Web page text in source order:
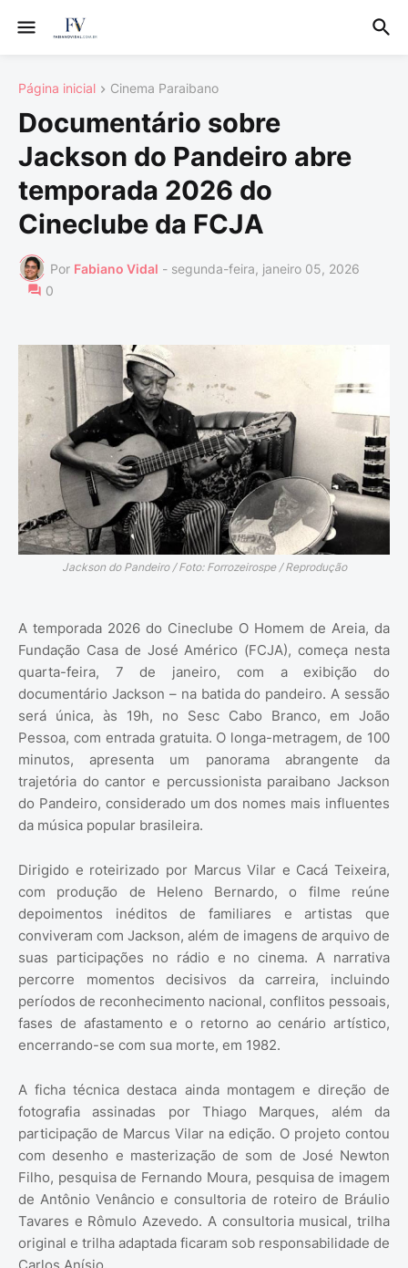
Página inicial Cinema Paraibano
Documentário sobre
Jackson do Pandeiro abre
temporada 2026 do
Cineclube da FCJA
Por Fabiano Vidal - segunda-feira, janeiro 05, 2026
0
Jackson do Pandeiro / Foto: Forrozeirospe / Reprodução
A temporada 2026 do Cineclube O Homem de Areia, da
Fundação Casa de José Américo (FCJA), começa nesta
quarta-feira, 7 de janeiro, com a exibição do
documentário Jackson – na batida do pandeiro. A sessão
será única, às 19h, no Sesc Cabo Branco, em João
Pessoa, com entrada gratuita. O longa-metragem, de 100
minutos, apresenta um panorama abrangente da
trajetória do cantor e percussionista paraibano Jackson
do Pandeiro, considerado um dos nomes mais influentes
da música popular brasileira.
Dirigido e roteirizado por Marcus Vilar e Cacá Teixeira,
com produção de Heleno Bernardo, o filme reúne
depoimentos inéditos de familiares e artistas que
conviveram com Jackson, além de imagens de arquivo de
suas participações no rádio e no cinema. A narrativa
percorre momentos decisivos da carreira, incluindo
períodos de reconhecimento nacional, conflitos pessoais,
fases de afastamento e o retorno ao cenário artístico,
encerrando-se com sua morte, em 1982.
A ficha técnica destaca ainda montagem e direção de
fotografia assinadas por Thiago Marques, além da
participação de Marcus Vilar na edição. O projeto contou
com desenho e masterização de som de José Newton
Filho, pesquisa de Fernando Moura, pesquisa de imagem
de Antônio Venâncio e consultoria de roteiro de Bráulio
Tavares e Rômulo Azevedo. A consultoria musical, trilha
original e trilha adaptada ficaram sob responsabilidade de